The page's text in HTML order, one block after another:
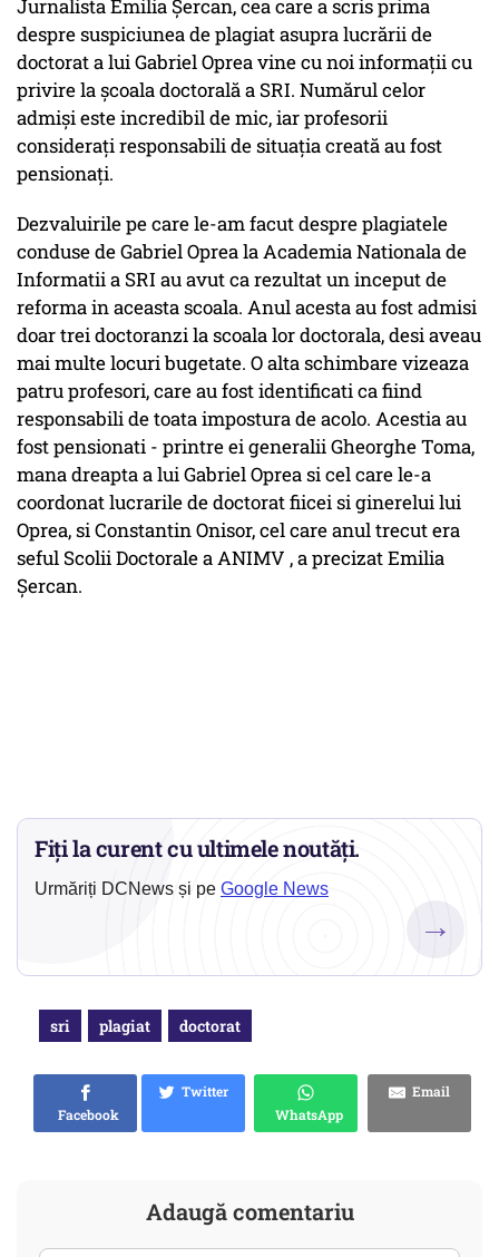
Jurnalista Emilia Şercan, cea care a scris prima
despre suspiciunea de plagiat asupra lucrării de
doctorat a lui Gabriel Oprea vine cu noi informaţii cu
privire la şcoala doctorală a SRI. Numărul celor
admişi este incredibil de mic, iar profesorii
consideraţi responsabili de situaţia creată au fost
pensionaţi.
Dezvaluirile pe care le-am facut despre plagiatele
conduse de Gabriel Oprea la Academia Nationala de
Informatii a SRI au avut ca rezultat un inceput de
reforma in aceasta scoala. Anul acesta au fost admisi
doar trei doctoranzi la scoala lor doctorala, desi aveau
mai multe locuri bugetate. O alta schimbare vizeaza
patru profesori, care au fost identificati ca fiind
responsabili de toata impostura de acolo. Acestia au
fost pensionati - printre ei generalii Gheorghe Toma,
mana dreapta a lui Gabriel Oprea si cel care le-a
coordonat lucrarile de doctorat fiicei si ginerelui lui
Oprea, si Constantin Onisor, cel care anul trecut era
seful Scolii Doctorale a ANIMV , a precizat Emilia
Şercan.
Fiți la curent cu ultimele noutăți.
Urmăriți DCNews și pe Google News
→
sri plagiat doctorat
Facebook
Twitter
WhatsApp
Email
Adaugă comentariu